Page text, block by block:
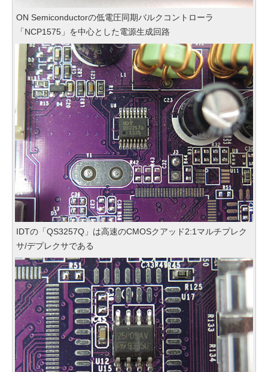
ON Semiconductorの低電圧同期バルクコントローラ
「NCP1575」を中心とした電源生成回路
IDTの「QS3257Q」は高速のCMOSクアッド2:1マルチプレク
サ/デプレクサである